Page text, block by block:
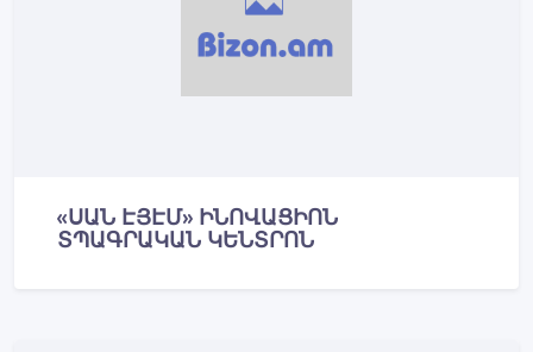
«ՍԱՆ ԷՅԷՄ» ԻՆՈՎԱՑԻՈՆ
ՏՊԱԳՐԱԿԱՆ ԿԵՆՏՐՈՆ